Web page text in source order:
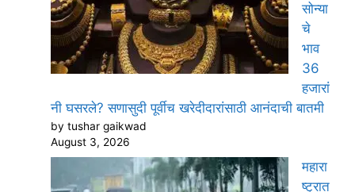
सोन्या
चे
भाव
36
हजारां
नी घसरले? सणासुदी पूर्वीच खरेदीदारांसाठी आनंदाची बातमी
by tushar gaikwad
August 3, 2026
महारा
ष्ट्रात